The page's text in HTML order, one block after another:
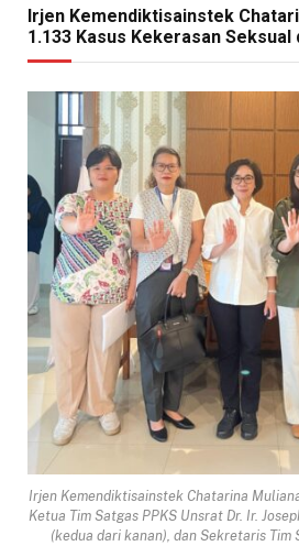
Irjen Kemendiktisainstek
1.133 Kasus Kekerasan Seksual
Irjen Kemendiktisainstek Chatarina
Ketua Tim Satgas PPKS Unsrat Dr. Ir.
(kedua dari kanan), dan Sekretaris Tim